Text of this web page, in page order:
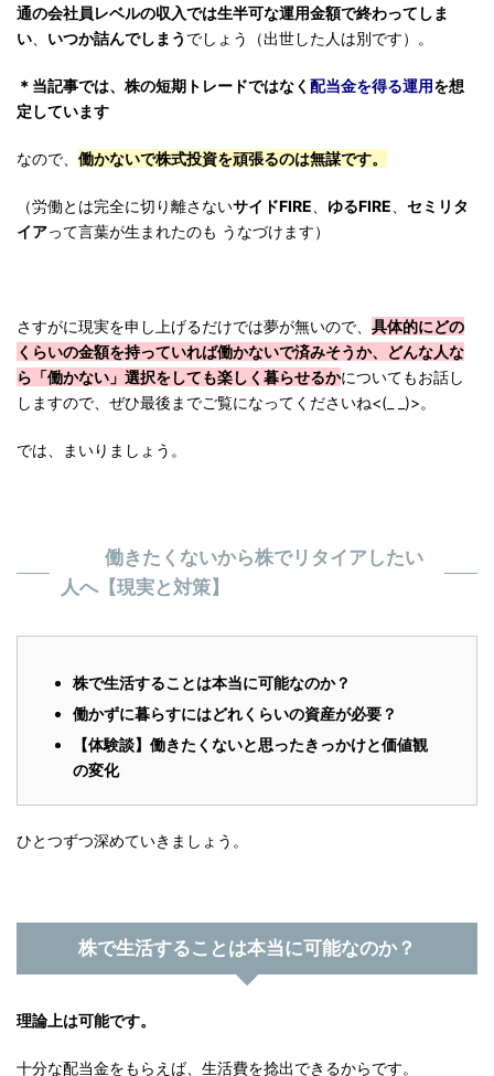
通の会社員レベルの収入では生半可な運用金額で終わってしま
い
いつか詰んでしまう でしょう（出世した人は別です）。
＊当記事では、株の短期トレードではなく 配当金を得る運用を想
定しています
なので、 働かないで株式投資を頑張るのは無謀です。
（労働とは完全に切り離さないサイドFIRE ゆるFIRE
セミリタ
イアって言葉が生まれたのも うなづけます）
さすがに現実を申し上げるだけでは夢が無いので、 具体的にどの
くらいの金額を持っていれば働かないで済みそうか、どんな人な
ら「働かない」選択をしても楽しく暮らせるかについてもお話し
しますので、ぜひ最後までご覧になってくださいね<(_ _)>。
では、まいりましょう。
働きたくないから株でリタイアしたい
人へ【現実と対策】
株で生活することは本当に可能なのか？
働かずに暮らすにはどれくらいの資産が必要？
【体験談】働きたくないと思ったきっかけと価値観
の変化
ひとつずつ深めていきましょう。
株で生活することは本当に可能なのか？
理論上は可能です。
十分な配当金をもらえば、生活費を捻出できるからです。